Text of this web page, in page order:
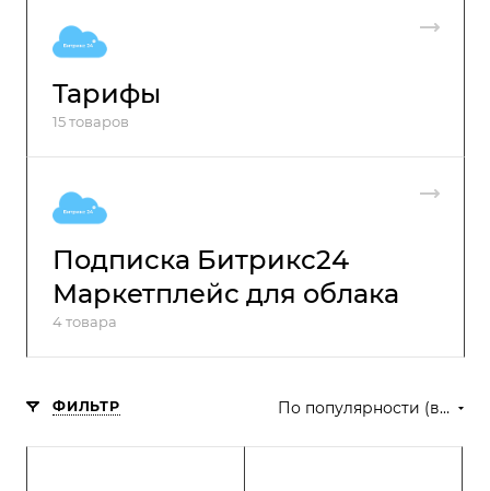
Тарифы
15 товаров
Подписка Битрикс24
Маркетплейс для облака
4 товара
ФИЛЬТР По популярности (возрастание)